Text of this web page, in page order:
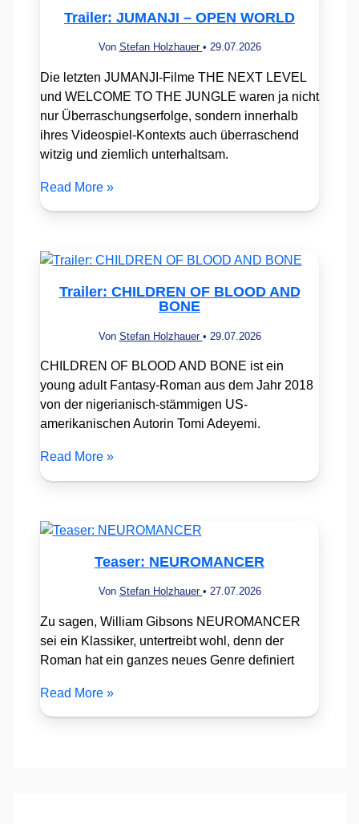
Trailer: JUMANJI – OPEN WORLD
Von Stefan Holzhauer • 29.07.2026
Die letzten JUMANJI-Filme THE NEXT LEVEL
und WELCOME TO THE JUNGLE waren ja nicht
nur Überraschungserfolge, sondern innerhalb
ihres Videospiel-Kontexts auch überraschend
witzig und ziemlich unterhaltsam.
Read More »
Trailer: CHILDREN OF BLOOD AND
BONE
Von Stefan Holzhauer • 29.07.2026
CHILDREN OF BLOOD AND BONE ist ein
young adult Fantasy-Roman aus dem Jahr 2018
von der nigerianisch-stämmigen US-
amerikanischen Autorin Tomi Adeyemi.
Read More »
Teaser: NEUROMANCER
Von Stefan Holzhauer • 27.07.2026
Zu sagen, William Gibsons NEUROMANCER
sei ein Klassiker, untertreibt wohl, denn der
Roman hat ein ganzes neues Genre definiert
Read More »